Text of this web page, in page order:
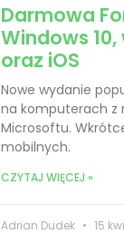
Darmowa
Windows
oraz iOS
Nowe wydanie
na komputerach z
Microsoftu.
mobilnych.
CZYTAJ WIĘCEJ »
Adrian Dudek 15